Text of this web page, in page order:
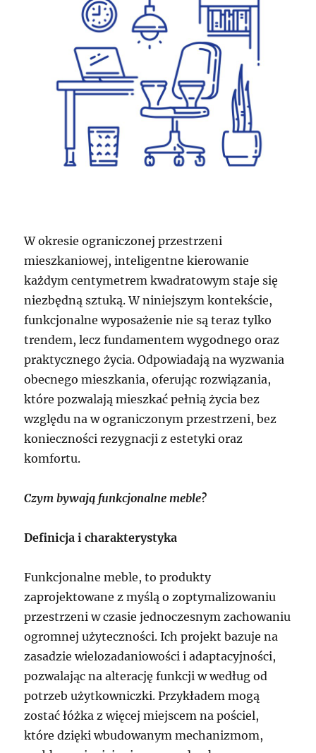
W okresie ograniczonej przestrzeni
mieszkaniowej, inteligentne kierowanie
każdym centymetrem kwadratowym staje się
niezbędną sztuką. W niniejszym kontekście,
funkcjonalne wyposażenie nie są teraz tylko
trendem, lecz fundamentem wygodnego oraz
praktycznego życia. Odpowiadają na wyzwania
obecnego mieszkania, oferując rozwiązania,
które pozwalają mieszkać pełnią życia bez
względu na w ograniczonym przestrzeni, bez
konieczności rezygnacji z estetyki oraz
komfortu.
Czym bywają funkcjonalne meble?
Definicja i charakterystyka
Funkcjonalne meble, to produkty
zaprojektowane z myślą o zoptymalizowaniu
przestrzeni w czasie jednoczesnym zachowaniu
ogromnej użyteczności. Ich projekt bazuje na
zasadzie wielozadaniowości i adaptacyjności,
pozwalając na alterację funkcji w według od
potrzeb użytkowniczki. Przykładem mogą
zostać łóżka z więcej miejscem na pościel,
które dzięki wbudowanym mechanizmom,